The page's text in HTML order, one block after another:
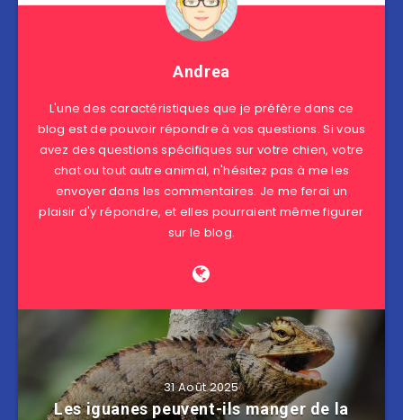
Andrea
L'une des caractéristiques que je préfère dans ce
blog est de pouvoir répondre à vos questions. Si vous
avez des questions spécifiques sur votre chien, votre
chat ou tout autre animal, n'hésitez pas à me les
envoyer dans les commentaires. Je me ferai un
plaisir d'y répondre, et elles pourraient même figurer
sur le blog.
31 Août 2025
Les iguanes peuvent-ils manger de la